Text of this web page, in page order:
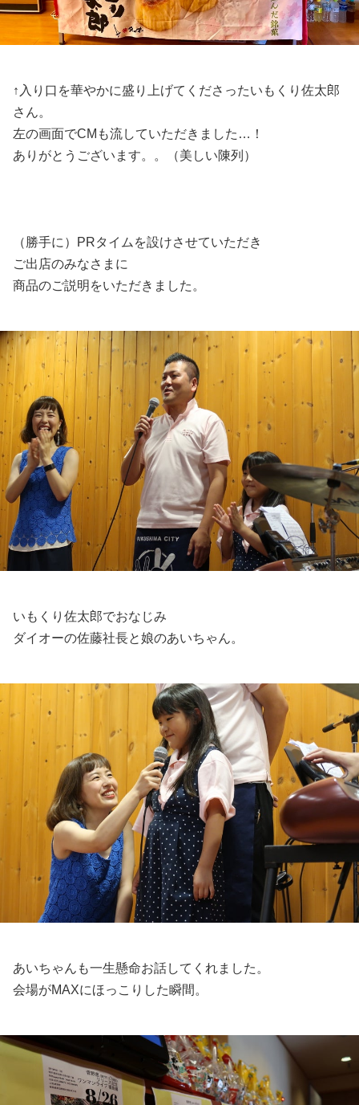
↑入り口を華やかに盛り上げてくださったいもくり佐太郎
さん。
左の画面でCMも流していただきました…！
ありがとうございます。。（美しい陳列）
（勝手に）PRタイムを設けさせていただき
ご出店のみなさまに
商品のご説明をいただきました。
いもくり佐太郎でおなじみ
ダイオーの佐藤社長と娘のあいちゃん。
あいちゃんも一生懸命お話してくれました。
会場がMAXにほっこりした瞬間。